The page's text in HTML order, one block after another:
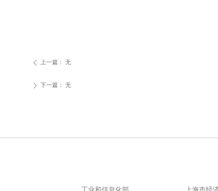
ꄴ 上一篇： 无
ꄲ 下一篇： 无